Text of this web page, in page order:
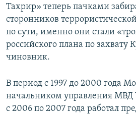
Тахрир» теперь пачками
сторонников
по сути, именно они стали
российского плана по захвату
чиновник.
В период с 1997 до 2000 года
начальником управления
с 2006 по 2007 года работал